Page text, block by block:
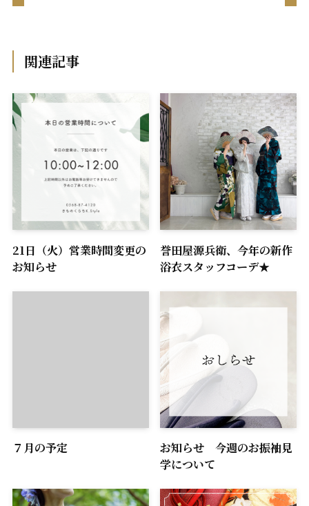
関連記事
21日（火）営業時間変更の
お知らせ
誉田屋源兵衛、今年の新作
浴衣スタッフコーデ★
７月の予定
お知らせ 今週のお振袖見
学について